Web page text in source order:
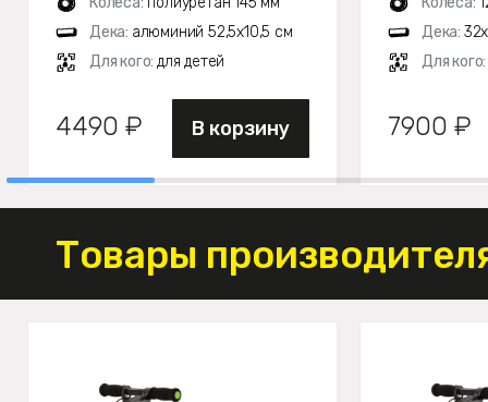
Дека: алюминий 52,5х10,5 см
Для кого: для детей
4490 ₽ В корзину
Дека:
Для кого:
7900 ₽
Товары